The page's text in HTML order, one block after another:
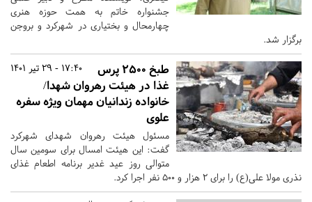
جشنواره خاتم به همت حوزه هنری
چهارمحال و بختیاری در شهرکرد و بروجن
برگزار شد.
17:40 - 29 تیر 1401
طبخ 2500 پرس
غذا در هیئت رهروان شهدا/
خانواده زندانیان مهمان ویژه سفره
علوی
مسئول هیئت رهروان شهدای شهرکرد
گفت: این هیئت امسال برای سومین سال
متوالی روز عید غدیر برنامه اطعام غذای
نذری مولا علی(ع) را برای 2 هزار و 500 نفر اجرا کرد.